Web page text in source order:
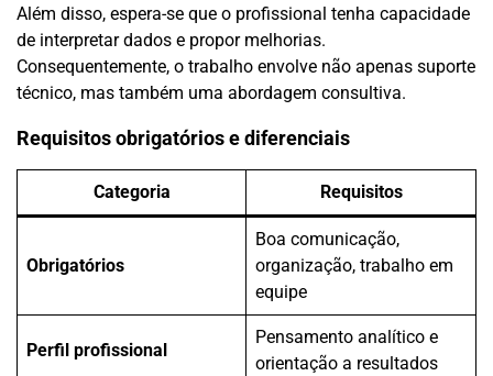
Além disso, espera-se que o profissional tenha capacidade
de interpretar dados e propor melhorias.
Consequentemente, o trabalho envolve não apenas suporte
técnico, mas também uma abordagem consultiva.
Requisitos obrigatórios e diferenciais
Categoria Requisitos
Obrigatórios
Boa comunicação,
organização, trabalho em
equipe
Perfil profissional
Pensamento analítico e
orientação a resultados